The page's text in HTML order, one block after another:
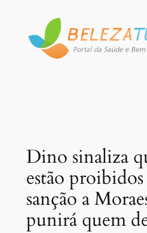
conteúdo
Dino sinaliza
estão
sanção a
punirá quem